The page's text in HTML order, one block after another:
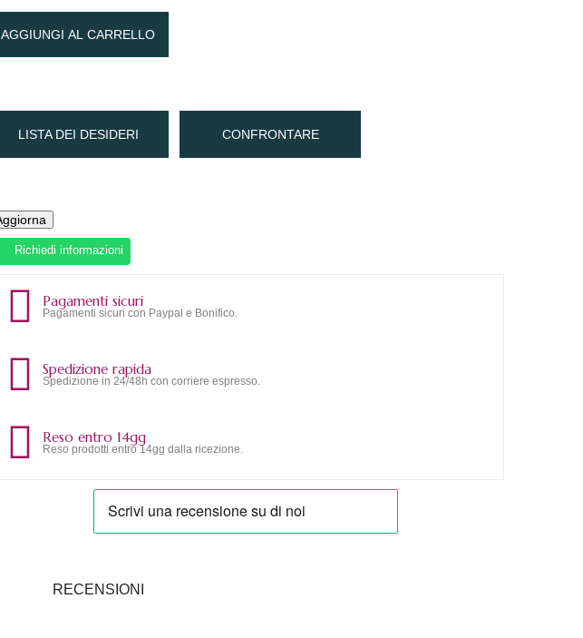
AGGIUNGI AL CARRELLO
LISTA DEI DESIDERI CONFRONTARE
Richiedi informazioni
Pagamenti sicuri
Pagamenti sicuri con Paypal e Bonifico.
Spedizione rapida
Spedizione in 24/48h con corriere espresso.
Reso entro 14gg
Reso prodotti entro 14gg dalla ricezione.
RECENSIONI